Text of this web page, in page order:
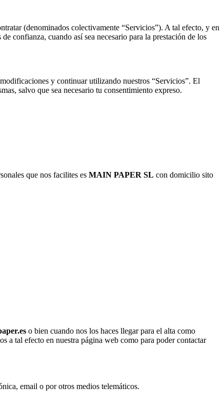
(denominados colectivamente “Servicios”). A tal efecto, y en
confianza, cuando así sea necesario para la prestación de los
y continuar utilizando nuestros “Servicios”. El
salvo que sea necesario tu consentimiento expreso.
que nos facilites es MAIN PAPER SL con domicilio sito
o bien cuando nos los haces llegar para el alta como
a tal efecto en nuestra página web como para poder contactar
email o por otros medios telemáticos.